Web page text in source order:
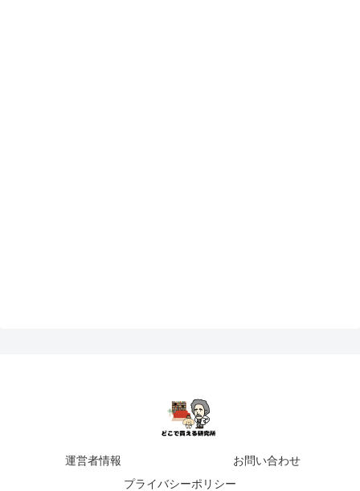
運営者情報
お問い合わせ
プライバシーポリシー